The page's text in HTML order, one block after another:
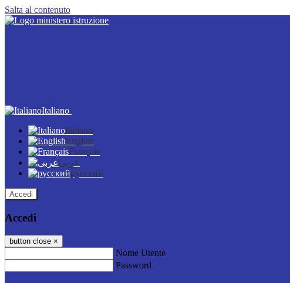
Salta al contenuto
Italiano
Italiano
English
Français
عربى
русский
Accedi
Accedi
button close ×
Nome Utente
Password